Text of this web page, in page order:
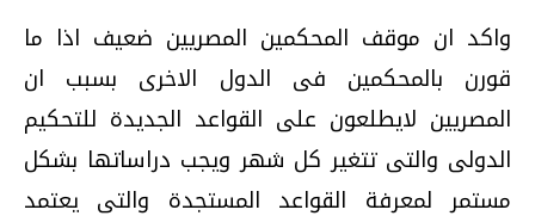
واكد ان موقف المحكمين المصريين ضعيف اذا ما
قورن بالمحكمين فى الدول الاخرى بسبب ان
المصريين لايطلعون على القواعد الجديدة للتحكيم
الدولى والتى تتغير كل شهر ويجب دراساتها بشكل
مستمر لمعرفة القواعد المستجدة والتى يعتمد